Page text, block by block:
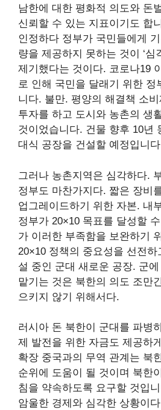
남한에 대한 평화적 의도와 돈
신뢰할 수 있는 지표이기도 합
인정하다 정부가 국민들에게
량을 제공하지 못하는 것이 ‘심
제기했다는 것이다. 코로나19
로 인해 국민을 달래기 위한 정
니다. 불만. 평양의 해결책 소
투자를 하고 도시와 농촌의 생
것이었습니다. 건물 향후 10년
대식 공장을 건설할 예정입니
그러나 농촌지역은 심각하다.
정부도 마찬가지다. 짧은 장비
업그레이드하기 위한 자본. 내
정부가 20×10 목표를 달성할
가 이러한 부족함을 보완하기
20×10 정책의 중요성을 선전하
설 중인 군대 새로운 공장. 군
맡기는 것은 북한의 의도 조만
으키지 않기 위해서다.
러시아 돈 북한이 군대를 파병
제 발전을 위한 자금도 제공하
확장 중국과의 무역 관계는 ​​북
순위에 도움이 될 것이며 북한
침을 약속하도록 요구할 것입
암울한 경제와 심각한 상황이